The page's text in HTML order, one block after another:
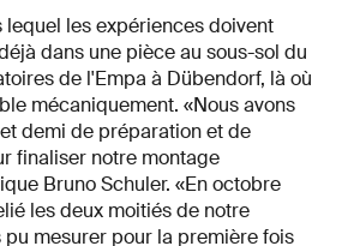
les expériences doivent
dans une pièce au sous-sol du
de l'Empa à Dübendorf, là où
mécaniquement. «Nous avons
demi de préparation et de
finaliser notre montage
Bruno Schuler. «En octobre
les deux moitiés de notre
pu mesurer pour la première fois